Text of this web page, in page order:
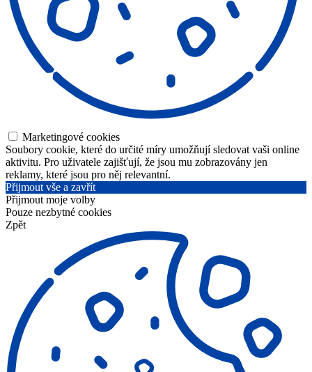
Marketingové cookies
Soubory cookie, které do určité míry umožňují sledovat vaši online
aktivitu. Pro uživatele zajišťují, že jsou mu zobrazovány jen
reklamy, které jsou pro něj relevantní.
Přijmout vše a zavřít
Přijmout moje volby
Pouze nezbytné cookies
Zpět